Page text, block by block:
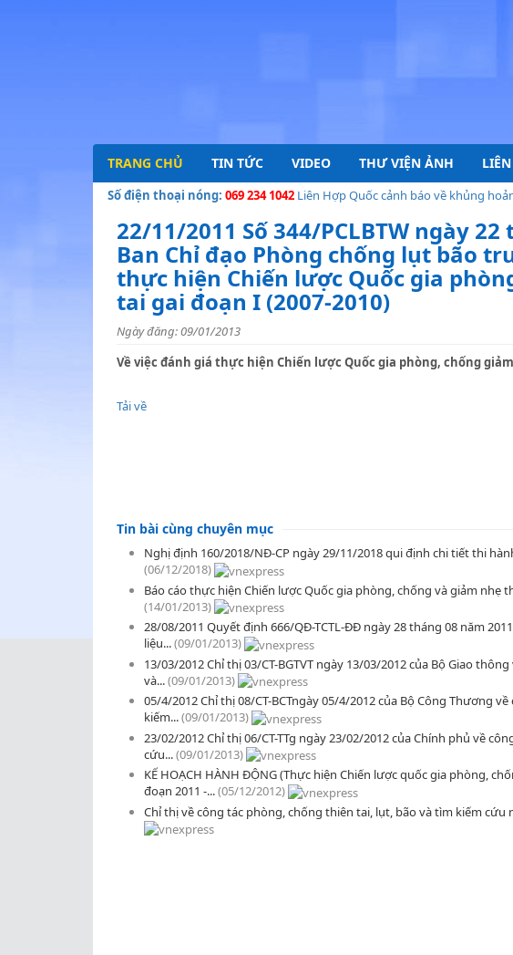
TRANG CHỦ TIN TỨC VIDEO THƯ VIỆN ẢNH
Số điện thoại nóng:069 234 1042 Liên Hợp Quốc cảnh báo về khủng hoảng
22/11/2011 Số 344/PCLBTW ngày
Ban Chỉ đạo Phòng chống lụt bão
thực hiện Chiến lược Quốc gia
tai gai đoạn I (2007-2010)
Ngày đăng: 09/01/2013
Về việc đánh giá thực hiện Chiến lược Quốc gia phòng, chống
Tải về
Tin bài cùng chuyên mục
Nghị định 160/2018/NĐ-CP ngày 29/11/2018 qui định chi tiết thi
(06/12/2018)
Báo cáo thực hiện Chiến lược Quốc gia phòng, chống và giảm nhẹ
(14/01/2013)
28/08/2011 Quyết định 666/QĐ-TCTL-ĐĐ ngày 28 tháng 08 năm
liệu...(09/01/2013)
13/03/2012 Chỉ thị 03/CT-BGTVT ngày 13/03/2012 của Bộ Giao
và...(09/01/2013)
05/4/2012 Chỉ thị 08/CT-BCTngày 05/4/2012 của Bộ Công Thương
kiếm...(09/01/2013)
23/02/2012 Chỉ thị 06/CT-TTg ngày 23/02/2012 của Chính phủ về
cứu...(09/01/2013)
KẾ HOẠCH HÀNH ĐỘNG (Thực hiện Chiến lược quốc gia phòng,
đoạn 2011 -...(05/12/2012)
Chỉ thị về công tác phòng, chống thiên tai, lụt, bão và tìm kiếm cứu